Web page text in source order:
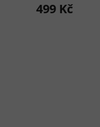
499 Kč